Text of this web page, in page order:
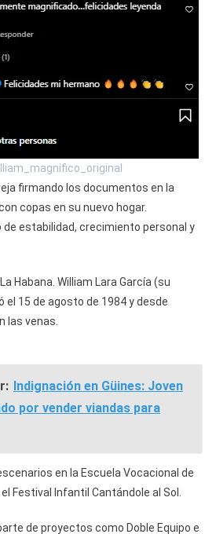
firmando los documentos en la
copas en su nuevo hogar.
de estabilidad, crecimiento personal y
Habana. William Lara García (su
el 15 de agosto de 1984 y desde
las venas.
Indignación en Güines: Joven
por vender viandas para
en la Escuela Vocacional de
Festival Infantil Cantándole al Sol.
de proyectos como Doble Equipo e